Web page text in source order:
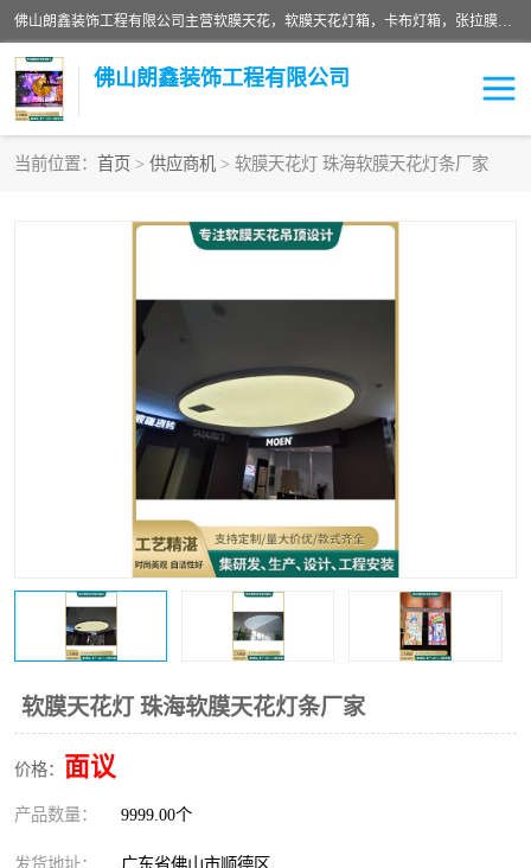
佛山朗鑫装饰工程有限公司主营软膜天花，软膜天花灯箱，卡布灯箱，张拉膜等产品，价格实惠，支持定制；公司专业装饰铺面，家居，会展特装，软膜等工程，技能精良人员，安装快、价格合理，质量保证、热诚与各方有识人士合作，欢迎新老客户来电咨询。
佛山朗鑫装饰工程有限公司
当前位置： 首页 > 供应商机 > 软膜天花灯 珠海软膜天花灯条厂家
软膜天花灯 珠海软膜天花灯条厂家
价格： 面议
产品数量： 9999.00个